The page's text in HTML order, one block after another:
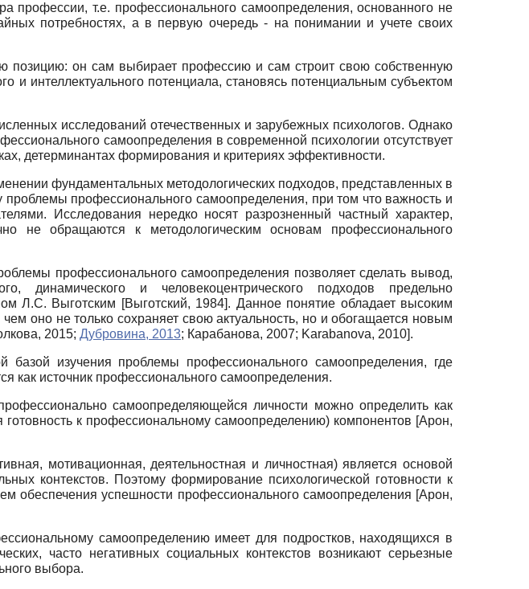
профессии, т.е. профессионального самоопределения, основанного не
потребностях, а в первую очередь - на понимании и учете своих
позицию: он сам выбирает профессию и сам строит свою собственную
и интеллектуального потенциала, становясь потенциальным субъектом
исследований отечественных и зарубежных психологов. Однако
самоопределения в современной психологии отсутствует
детерминантах формирования и критериях эффективности.
фундаментальных методологических подходов, представленных в
профессионального самоопределения, при том что важность и
Исследования нередко носят разрозненный частный характер,
не обращаются к методологическим основам профессионального
профессионального самоопределения позволяет сделать вывод,
динамического и человекоцентрического подходов предельно
Л.С. Выготским [Выготский, 1984]. Данное понятие обладает высоким
оно не только сохраняет свою актуальность, но и обогащается новым
2015; Дубровина, 2013; Карабанова, 2007; Karabanova, 2010].
базой изучения проблемы профессионального самоопределения, где
как источник профессионального самоопределения.
самоопределяющейся личности можно определить как
готовность к профессиональному самоопределению) компонентов [Арон,
мотивационная, деятельностная и личностная) является основой
контекстов. Поэтому формирование психологической готовности к
обеспечения успешности профессионального самоопределения [Арон,
самоопределению имеет для подростков, находящихся в
часто негативных социальных контекстов возникают серьезные
выбора.